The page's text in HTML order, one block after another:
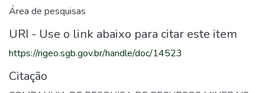
Área de pesquisas
URI - Use o link abaixo para citar este item
https://rigeo.sgb.gov.br/handle/doc/14523
Citação